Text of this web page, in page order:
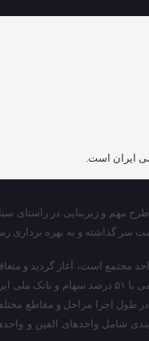
ایران است.
مهم و زیربنایی در راستای
سر گذاشته و به بهره برداری
طراحی و مهندسی واحد الفین که اولین و مهم
اجرا مراحل و مقاطع